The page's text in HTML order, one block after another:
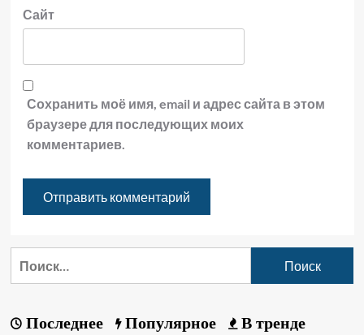
Сайт
Сохранить моё имя, email и адрес сайта в этом
браузере для последующих моих
комментариев.
Последнее Популярное В тренде